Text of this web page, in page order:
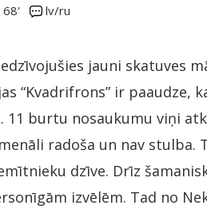
68' lv/ru
jauni skatuves
“Kvadrifrons” ir paaudze,
burtu nosaukumu viņi
radoša un nav stulba.
dzīve. Drīz
izvēlēm. Tad no